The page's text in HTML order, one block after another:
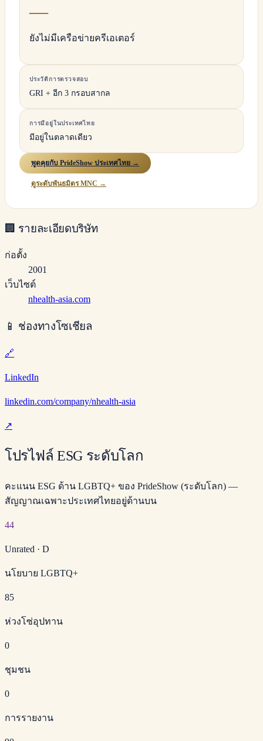
—
ยังไม่มีเครือข่ายครีเอเตอร์
ประวัติการตรวจสอบ
GRI + อีก 3 กรอบสากล
การมีอยู่ในประเทศไทย
มีอยู่ในตลาดเดียว
พูดคุยกับ PrideShow ประเทศไทย →
ดูระดับพันธมิตร MNC →
🏢 รายละเอียดบริษัท
ก่อตั้ง
2001
เว็บไซต์
nhealth-asia.com
📱 ช่องทางโซเชียล
🔗
LinkedIn
linkedin.com/company/nhealth-asia
↗
โปรไฟล์ ESG ระดับโลก
คะแนน ESG ด้าน LGBTQ+ ของ PrideShow (ระดับโลก) —
สัญญาณเฉพาะประเทศไทยอยู่ด้านบน
44
Unrated · D
นโยบาย LGBTQ+
85
ห่วงโซ่อุปทาน
0
ชุมชน
0
การรายงาน